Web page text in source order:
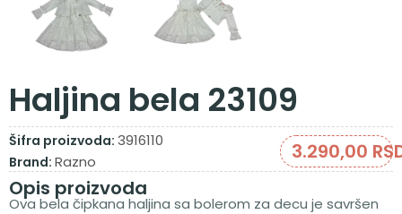
Haljina bela 23109
Šifra proizvoda: 3916110
Brand: Razno 3.290,00
Opis proizvoda
Ova bela čipkana haljina sa bolerom za decu je savršen